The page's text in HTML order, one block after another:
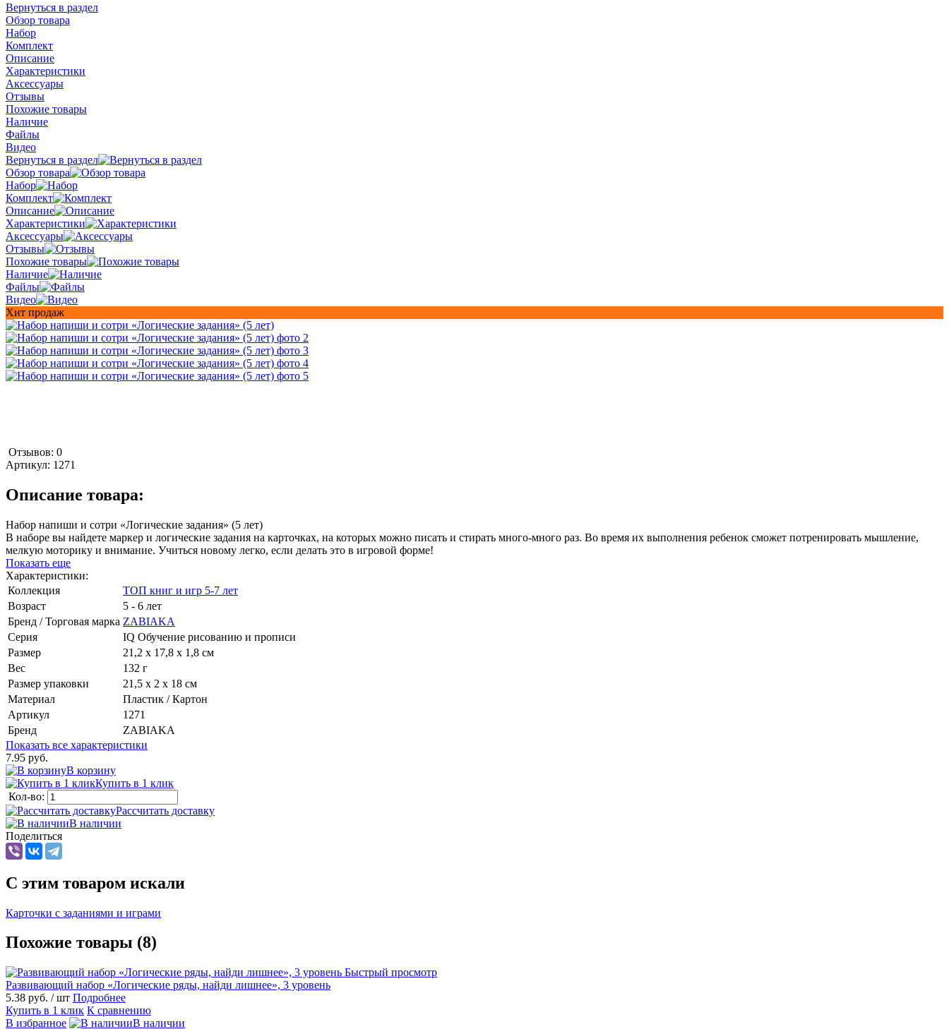
Вернуться в раздел
Обзор товара
Набор
Комплект
Описание
Характеристики
Аксессуары
Отзывы
Похожие товары
Наличие
Файлы
Видео
Вернуться в раздел
Обзор товара
Набор
Комплект
Описание
Характеристики
Аксессуары
Отзывы
Похожие товары
Наличие
Файлы
Видео
Хит продаж
Отзывов: 0
Артикул: 1271
Описание товара:
Набор напиши и сотри «Логические задания» (5 лет)
В наборе вы найдете маркер и логические задания на карточках, на которых можно писать и стирать много-много раз. Во время их выполнения ребенок сможет потренировать мышление,
мелкую моторику и внимание. Учиться новому легко, если делать это в игровой форме!
Показать еще
Характеристики:
Коллекция
ТОП книг и игр 5-7 лет
Возраст
5 - 6 лет
Бренд / Торговая марка ZABIAKA
Серия
IQ Обучение рисованию и прописи
Размер
21,2 х 17,8 х 1,8 см
Вес
132 г
Размер упаковки
21,5 х 2 х 18 см
Материал
Пластик / Картон
Артикул
1271
Бренд
ZABIAKA
Показать все характеристики
7.95 руб.
В корзину
Купить в 1 клик
Кол-во:
Рассчитать доставку
В наличии
Поделиться
C этим товаром искали
Карточки с заданиями и играми
Похожие товары (8)
Быстрый просмотр
Развивающий набор «Логические ряды, найди лишнее», 3 уровень
5.38 руб. / шт Подробнее
Купить в 1 клик К сравнению
В избранное
В наличии